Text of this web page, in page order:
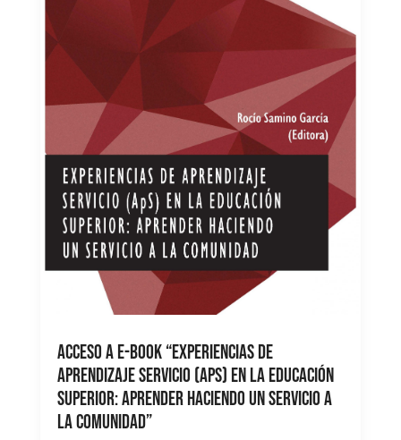
Acceso a e-book “Experiencias de
aprendizaje servicio (APS) en la educación
superior: Aprender haciendo un servicio a
la comunidad”